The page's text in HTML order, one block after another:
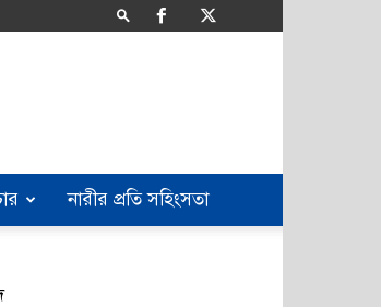
নারীর প্রতি সহিংসতা